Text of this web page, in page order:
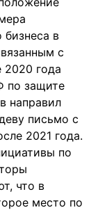
бизнеса в
с
2020 года
по защите
направил
письмо с
2021 года.
по
что в
место по